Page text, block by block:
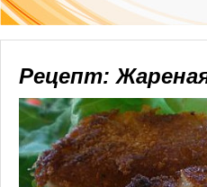
Рецепт: